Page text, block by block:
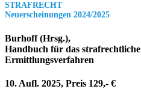
STRAFRECHT
Neuerscheinungen 2024/2025
Burhoff (Hrsg.),
Handbuch für das strafrechtliche
Ermittlungsverfahren
10. Aufl. 2025, Preis 129,- €